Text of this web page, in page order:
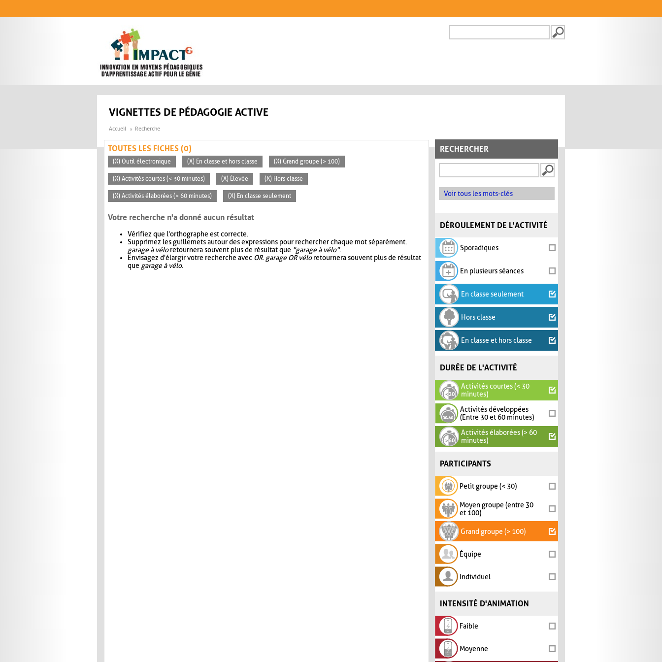
FORMULAIRE DE
VIGNETTES DE PÉDAGOGIE ACTIVE
Accueil Recherche
RECHERCHER
Voir tous les mots-clés
DÉROULEMENT DE L'ACTIVITÉ
Sporadiques
En plusieurs séances
En classe seulement
Hors classe
En classe et hors classe
DURÉE DE L'ACTIVITÉ
Activités courtes (< 30
minutes)
Activités développées
(Entre 30 et 60 minutes)
Activités élaborées (> 60
minutes)
PARTICIPANTS
Petit groupe (< 30)
Moyen groupe (entre 30
et 100)
Grand groupe (> 100)
Équipe
Individuel
INTENSITÉ D'ANIMATION
Faible
Moyenne
TOUTES LES FICHES (0)
(X) Outil électronique (X) En classe et hors classe (X) Grand groupe (> 100)
(X) Activités courtes (< 30 minutes) (X) Élevée (X) Hors classe
(X) Activités élaborées (> 60 minutes) (X) En classe seulement
Votre recherche n'a donné aucun résultat
Vérifiez que l'orthographe est correcte.
Supprimez les guillemets autour des expressions pour rechercher chaque mot séparément.
garage à véloretournera souvent plus de résultat que "garage à vélo".
Envisagez d'élargir votre recherche avec OR. garage OR véloretournera souvent plus de résultat
que garage à vélo.